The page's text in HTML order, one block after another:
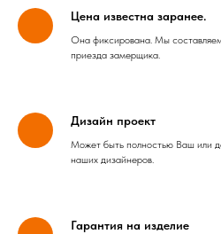
Цена известна заранее.
Она фиксирована. Мы
приезда замерщика.
Дизайн проект
Может быть полностью Ваш или
наших дизайнеров.
Гарантия на изделие